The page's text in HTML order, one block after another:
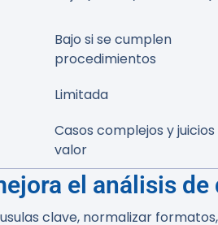
Bajo si se cumplen
procedimientos
Limitada
Casos complejos y
valor
el análisis
clave, normalizar